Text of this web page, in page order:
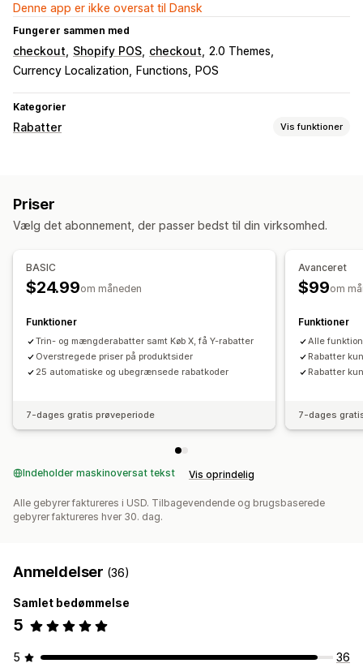
Denne app er ikke oversat til Dansk
Fungerer sammen med
checkout Shopify POS checkout 2.0 Themes
Currency Localization
Functions POS
Kategorier
Rabatter Vis funktioner
Mængderabatter
Engrospriser Gratis levering Rabatter i indkøbskurv
Tilpassede rabatter
Valutakonvertering
Kampagner Udløsere og regler
Automatiseringer
Målretning Tagging Analyser
Priser
Vælg det abonnement, der passer bedst til din virksomhed.
BASIC
$24.99om måneden
Funktioner
Trin- og mængderabatter samt Køb X, få Y-rabatter
Overstregede priser på produktsider
25 automatiske og ubegrænsede rabatkoder
7-dages gratis prøveperiode
Avanceret
$99om
Funktioner
Alle
Rabatter
Rabatter
7-dages
Indeholder maskinoversat tekst Vis oprindelig
Alle gebyrer faktureres i USD. Tilbagevendende og brugsbaserede
gebyrer faktureres hver 30. dag.
Anmeldelser (36)
Samlet bedømmelse
5
5
36